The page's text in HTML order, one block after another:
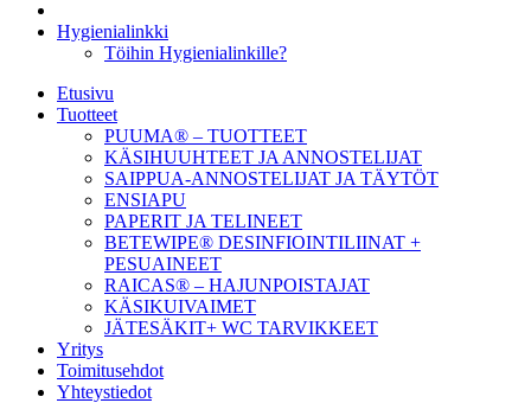
Hygienialinkki
Töihin Hygienialinkille?
Etusivu
Tuotteet
PUUMA® – TUOTTEET
KÄSIHUUHTEET JA ANNOSTELIJAT
SAIPPUA-ANNOSTELIJAT JA TÄYTÖT
ENSIAPU
PAPERIT JA TELINEET
BETEWIPE® DESINFIOINTILIINAT +
PESUAINEET
RAICAS® – HAJUNPOISTAJAT
KÄSIKUIVAIMET
JÄTESÄKIT+ WC TARVIKKEET
Yritys
Toimitusehdot
Yhteystiedot